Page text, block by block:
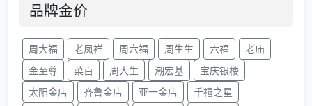
品牌金价
周大福 老凤祥 周六福 周生生 六福
老庙
金至尊
菜百 周大生 潮宏基
宝庆银楼
太阳金店
齐鲁金店 亚一金店
千禧之星